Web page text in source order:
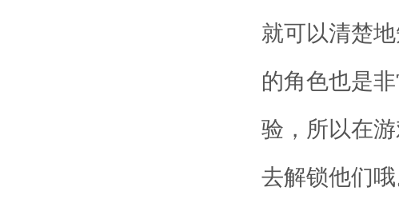
就可以清楚
的角色也是
验，所以在
去解锁他们